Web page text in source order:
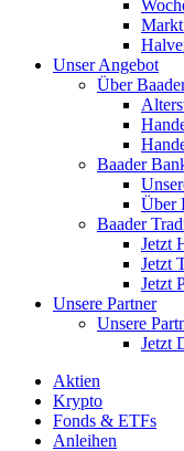
Unser Angebot
Über
Baader
Über
Baader
Jetzt
Jetzt
Jetzt
Unsere Partner
Unsere
Jetzt
Aktien
Krypto
Fonds & ETFs
Anleihen